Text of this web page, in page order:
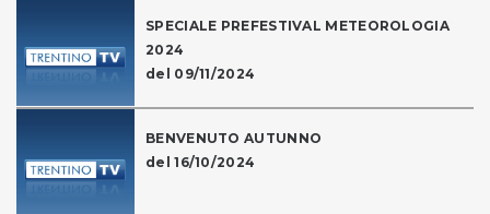
SPECIALE PREFESTIVAL METEOROLOGIA
2024
del 09/11/2024
BENVENUTO AUTUNNO
del 16/10/2024